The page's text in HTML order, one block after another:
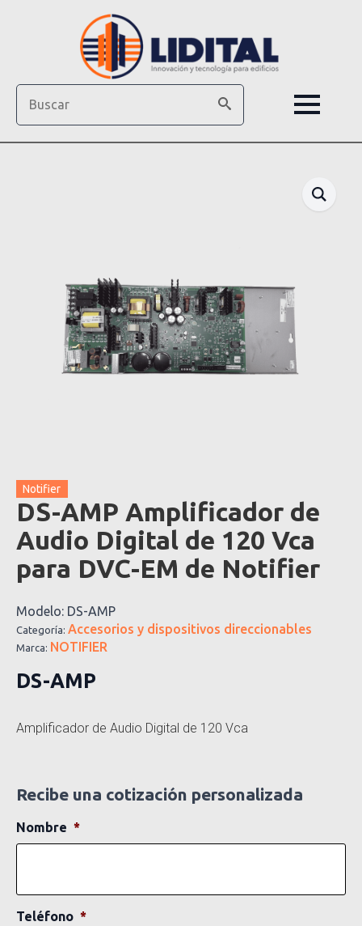
Notifier
DS-AMP Amplificador de
Audio Digital de 120 Vca
para DVC-EM de Notifier
Modelo: DS-AMP
Categoría: Accesorios y dispositivos direccionables
Marca: NOTIFIER
DS-AMP
Amplificador de Audio Digital de 120 Vca
Recibe una cotización personalizada
Nombre *
Teléfono *